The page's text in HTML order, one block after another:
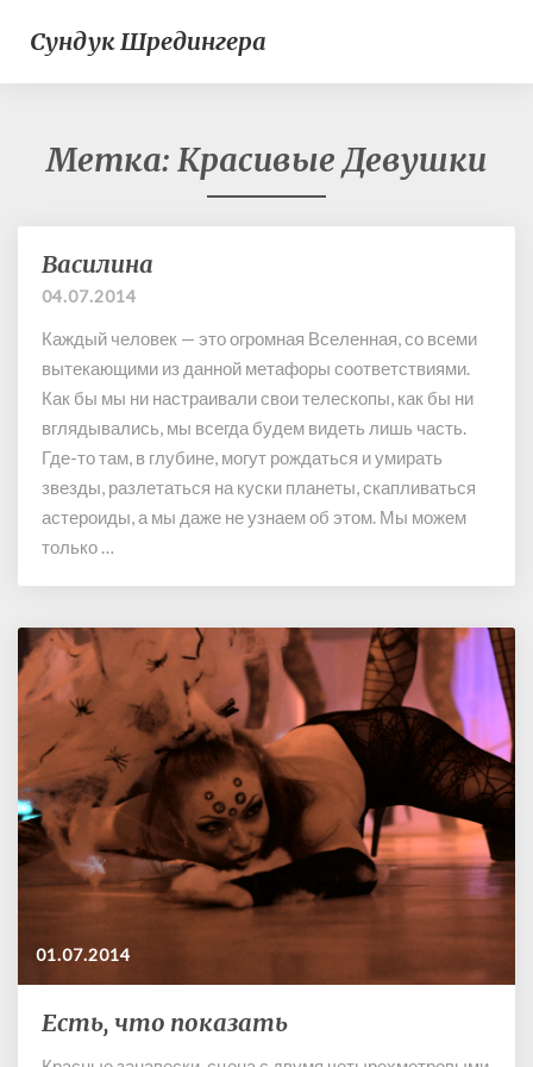
Сундук Шредингера
Метка: Красивые Девушки
В
а
и
л
и
н
а
Василина
04.07.2014
Каждый человек — это огромная Вселенная, со всеми
вытекающими из данной метафоры соответствиями.
Как бы мы ни настраивали свои телескопы, как бы ни
вглядывались, мы всегда будем видеть лишь часть.
Где-то там, в глубине, могут рождаться и умирать
звезды, разлетаться на куски планеты, скапливаться
астероиды, а мы даже не узнаем об этом. Мы можем
только …
01.07.2014
Е
Есть, что показать